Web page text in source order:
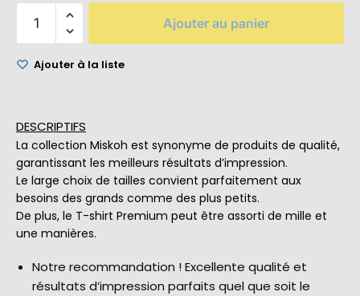
Ajouter au panier
Ajouter à la liste
DESCRIPTIFS
La collection Miskoh est synonyme de produits de qualité,
garantissant les meilleurs résultats d’impression.
Le large choix de tailles convient parfaitement aux
besoins des grands comme des plus petits.
De plus, le T-shirt Premium peut être assorti de mille et
une manières.
Notre recommandation ! Excellente qualité et
résultats d’impression parfaits quel que soit le